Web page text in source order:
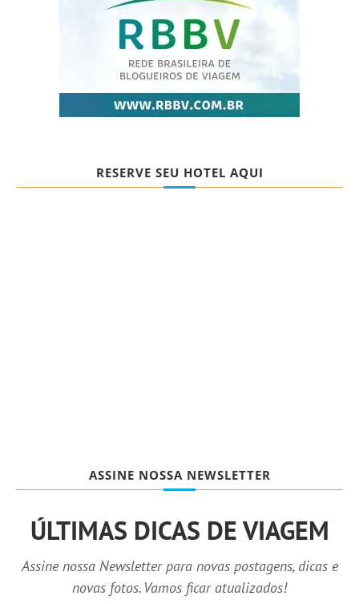
RESERVE SEU HOTEL AQUI
ASSINE NOSSA NEWSLETTER
ÚLTIMAS DICAS DE VIAGEM
Assine nossa Newsletter para novas postagens, dicas e
novas fotos. Vamos ficar atualizados!